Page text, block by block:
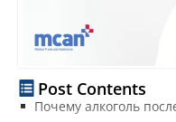
Post Contents
Почему алкоголь после